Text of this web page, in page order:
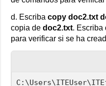
d. Escribacopy doc2.txt
copia dedoc2.txt. Escriba
para verificar si se ha